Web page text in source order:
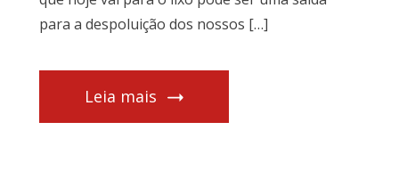
para a despoluição dos nossos […]
Leia mais